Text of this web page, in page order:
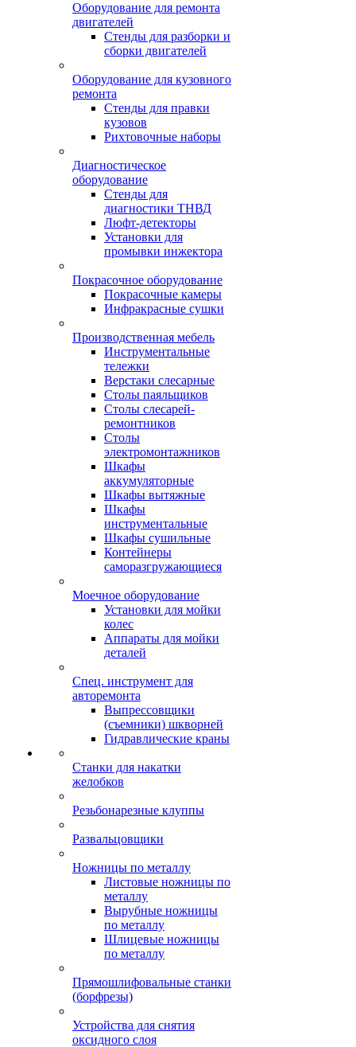
Оборудование для ремонта
двигателей
Стенды для разборки и
сборки двигателей
Оборудование для кузовного
ремонта
Стенды для правки
кузовов
Рихтовочные наборы
Диагностическое
оборудование
Стенды для
диагностики ТНВД
Люфт-детекторы
Установки для
промывки инжектора
Покрасочное оборудование
Покрасочные камеры
Инфракрасные сушки
Производственная мебель
Инструментальные
тележки
Верстаки слесарные
Столы паяльщиков
Столы слесарей-
ремонтников
Столы
электромонтажников
Шкафы
аккумуляторные
Шкафы вытяжные
Шкафы
инструментальные
Шкафы сушильные
Контейнеры
саморазгружающиеся
Моечное оборудование
Установки для мойки
колес
Аппараты для мойки
деталей
Спец. инструмент для
авторемонта
Выпрессовщики
(съемники) шкворней
Гидравлические краны
Станки для накатки
желобков
Резьбонарезные клуппы
Развальцовщики
Ножницы по металлу
Листовые ножницы по
металлу
Вырубные ножницы
по металлу
Шлицевые ножницы
по металлу
Прямошлифовальные станки
(борфрезы)
Устройства для снятия
оксидного слоя